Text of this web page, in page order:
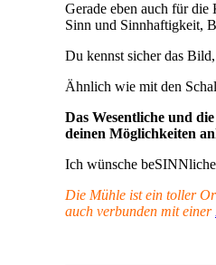
Gerade eben auch für
Sinn und Sinnhaftigkeit,
Du kennst sicher das
Ähnlich wie mit den
Das Wesentliche und
deinen Möglichkeiten
Ich wünsche
Die Mühle ist ein toller
auch verbunden mit einer